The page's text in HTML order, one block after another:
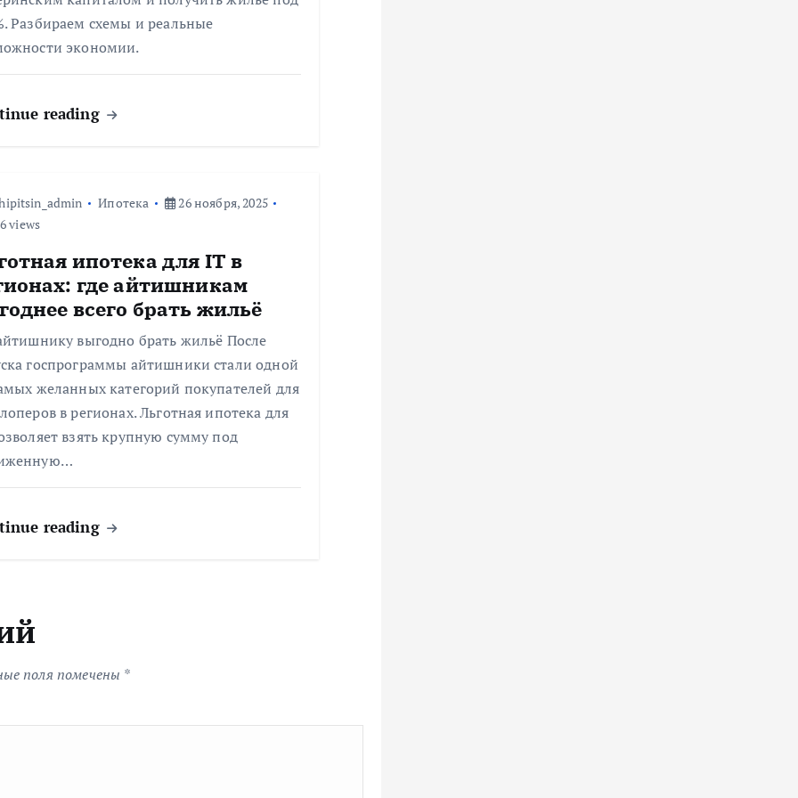
Разбираем схемы и реальные
экономии.
reading
Ипотека
26 ноября, 2025
views
ипотека для IT в
где айтишникам
всего брать жильё
выгодно брать жильё После
госпрограммы айтишники стали одной
желанных категорий покупателей для
в регионах. Льготная ипотека для
взять крупную сумму под
reading
поля помечены *